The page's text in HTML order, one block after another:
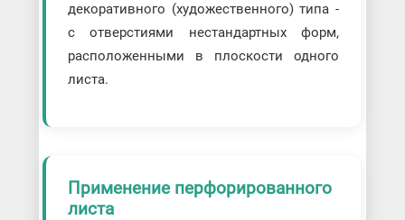
декоративного (художественного) типа -
с отверстиями нестандартных форм,
расположенными в плоскости одного
листа.
Применение перфорированного
листа